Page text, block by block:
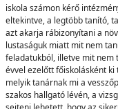
iskola számon kérő
eltekintve, a legtöbb tanító,
azt akarja rábizonyítani a
lustaságuk miatt mit nem
feladatukból, illetve mit nem
évvel ezelőtt főiskolásként ki
melyik tanárnak mi a
szakos hallgató lévén, a